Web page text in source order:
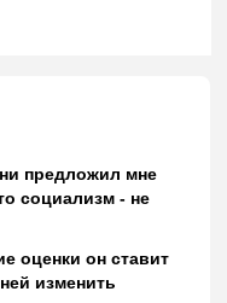
предложил мне
социализм - не
оценки он ставит
изменить